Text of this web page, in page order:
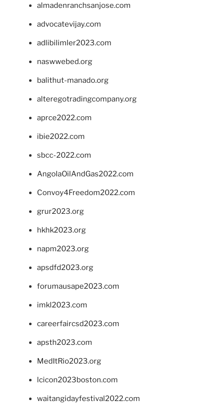
almadenranchsanjose.com
advocatevijay.com
adlibilimler2023.com
naswwebed.org
balithut-manado.org
alteregotradingcompany.org
aprce2022.com
ibie2022.com
sbcc-2022.com
AngolaOilAndGas2022.com
Convoy4Freedom2022.com
grur2023.org
hkhk2023.org
napm2023.org
apsdfd2023.org
forumausape2023.com
imkl2023.com
careerfaircsd2023.com
apsth2023.com
MedItRio2023.org
lcicon2023boston.com
waitangidayfestival2022.com